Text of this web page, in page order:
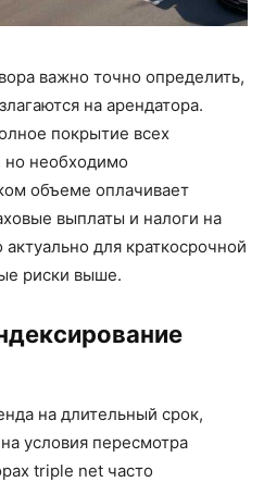
важно точно определить,
на арендатора.
покрытие всех
но необходимо
объеме оплачивает
выплаты и налоги на
для краткосрочной
риски выше.
на длительный срок,
условия пересмотра
triple net часто